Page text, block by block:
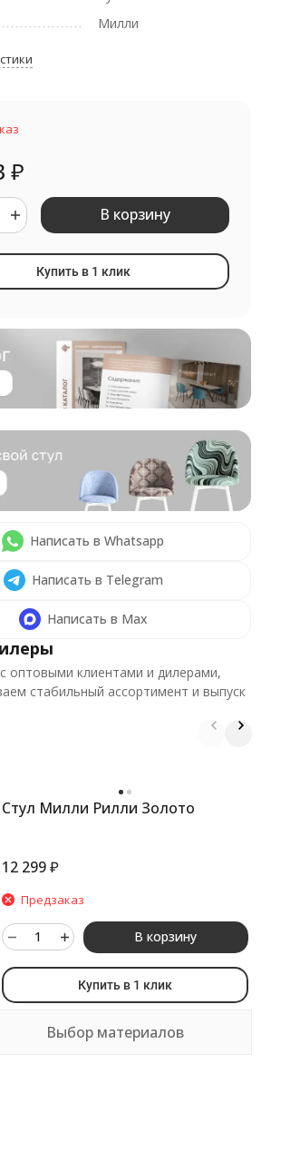
Милли
₽
В корзину
Купить в 1 клик
Написать в Whatsapp
Написать в Telegram
Написать в Max
оптовыми клиентами и дилерами,
стабильный ассортимент и выпуск
Стул Милли Рилли Золото
12 299₽
Предзаказ
В корзину
Купить в 1 клик
Выбор материалов